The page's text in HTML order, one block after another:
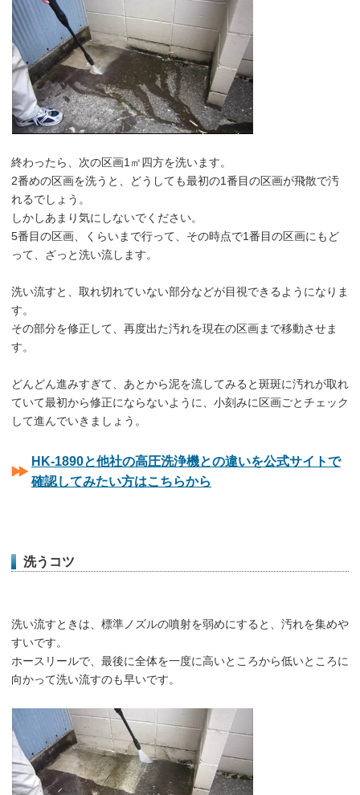
終わったら、次の区画1㎡四方を洗います。
2番めの区画を洗うと、どうしても最初の1番目の区画が飛散で汚
れるでしょう。
しかしあまり気にしないでください。
5番目の区画、くらいまで行って、その時点で1番目の区画にもど
って、ざっと洗い流します。
洗い流すと、取れ切れていない部分などが目視できるようになりま
す。
その部分を修正して、再度出た汚れを現在の区画まで移動させま
す。
どんどん進みすぎて、あとから泥を流してみると斑斑に汚れが取れ
ていて最初から修正にならないように、小刻みに区画ごとチェック
して進んでいきましょう。
HK-1890と他社の高圧洗浄機との違いを公式サイトで
確認してみたい方はこちらから
洗うコツ
洗い流すときは、標準ノズルの噴射を弱めにすると、汚れを集めや
すいです。
ホースリールで、最後に全体を一度に高いところから低いところに
向かって洗い流すのも早いです。